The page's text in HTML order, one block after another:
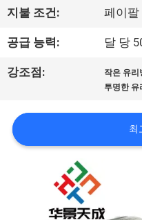
공
장
여
품
지불 조건: 페이팔
공급 능력: 달 당
강조점: 작은 유리
투명한 유
최